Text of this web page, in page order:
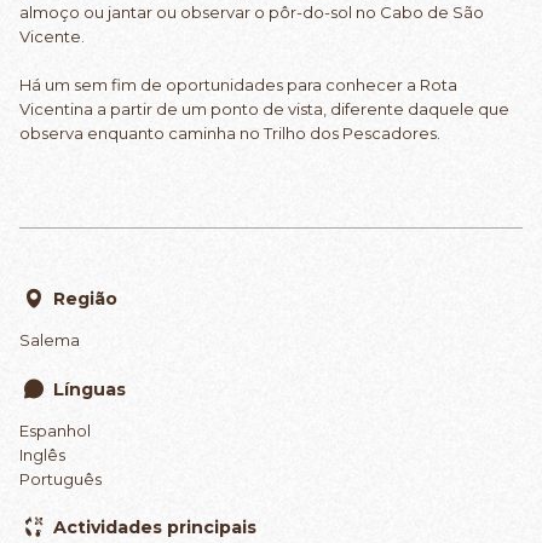
almoço ou jantar ou observar o pôr-do-sol no Cabo de São
Vicente.
Há um sem fim de oportunidades para conhecer a Rota
Vicentina a partir de um ponto de vista, diferente daquele que
observa enquanto caminha no Trilho dos Pescadores.
Região
Salema
Línguas
Espanhol
Inglês
Português
Actividades principais